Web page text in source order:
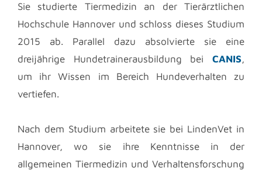
Sie studierte Tiermedizin an der Tierärztlichen
Hochschule Hannover und schloss dieses Studium
2015 ab. Parallel dazu absolvierte sie eine
dreijährige Hundetrainerausbildung bei CANIS,
um ihr Wissen im Bereich Hundeverhalten zu
vertiefen.
Nach dem Studium arbeitete sie bei LindenVet in
Hannover, wo sie ihre Kenntnisse in der
allgemeinen Tiermedizin und Verhaltensforschung